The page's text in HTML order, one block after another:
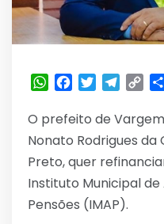
WhatsApp
Facebook
Twitter
O prefeito de
Nonato Rodrigues
Preto, quer
Instituto Municipal
Pensões (IMAP).